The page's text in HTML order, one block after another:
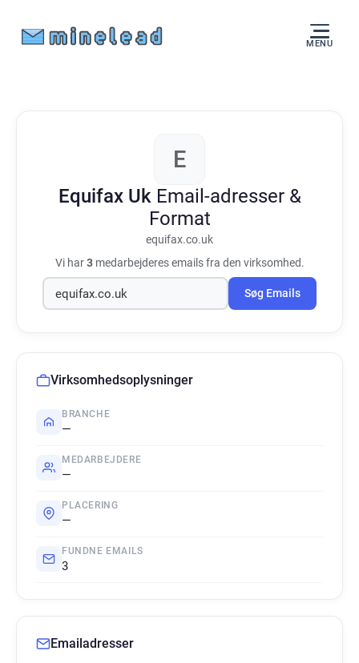
MENU
E
Equifax Uk Email-adresser &
Format
equifax.co.uk
Vi har3medarbejderes emails fra den virksomhed.
Søg Emails
Virksomhedsoplysninger
BRANCHE
—
MEDARBEJDERE
—
PLACERING
—
FUNDNE EMAILS
3
Emailadresser